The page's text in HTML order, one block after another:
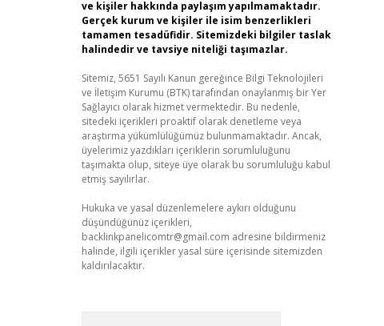
ve kişiler hakkında paylaşım yapılmamaktadır.
Gerçek kurum ve kişiler ile isim benzerlikleri
tamamen tesadüfidir. Sitemizdeki bilgiler taslak
halindedir ve tavsiye niteliği taşımazlar.
Sitemiz, 5651 Sayılı Kanun gereğince Bilgi Teknolojileri
ve İletişim Kurumu (BTK) tarafından onaylanmış bir Yer
Sağlayıcı olarak hizmet vermektedir. Bu nedenle,
sitedeki içerikleri proaktif olarak denetleme veya
araştırma yükümlülüğümüz bulunmamaktadır. Ancak,
üyelerimiz yazdıkları içeriklerin sorumluluğunu
taşımakta olup, siteye üye olarak bu sorumluluğu kabul
etmiş sayılırlar.
Hukuka ve yasal düzenlemelere aykırı olduğunu
düşündüğünüz içerikleri,
backlinkpanelicomtr@gmail.com adresine bildirmeniz
halinde, ilgili içerikler yasal süre içerisinde sitemizden
kaldırılacaktır.